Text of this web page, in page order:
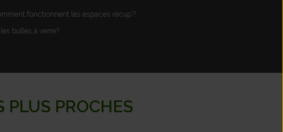
fonctionnent les espaces récup’?
les bulles à verre?
PLUS PROCHES